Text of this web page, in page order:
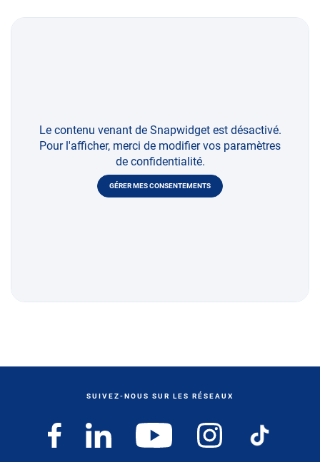
Le contenu venant de Snapwidget est désactivé.
Pour l'afficher, merci de modifier vos paramètres
de confidentialité.
GÉRER MES CONSENTEMENTS
SUIVEZ-NOUS SUR LES RÉSEAUX